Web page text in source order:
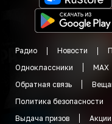
Радио Новости
Одноклассники
MAX
Обратная связь
Политика безопасности
Выдача призов
Акции